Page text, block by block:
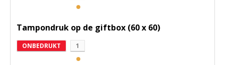
Tampondruk op de giftbox (60 x 60)
ONBEDRUKT 1